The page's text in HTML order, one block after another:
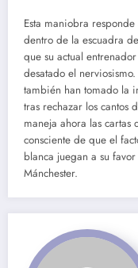
Esta maniobra
dentro de la escuadra
que su actual
desatado el
también han tomado la
tras rechazar los cantos
maneja ahora las
consciente de que el
blanca juegan a su
Mánchester.